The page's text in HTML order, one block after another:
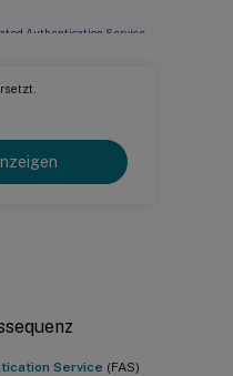
Service (FAS)
Authentication Service